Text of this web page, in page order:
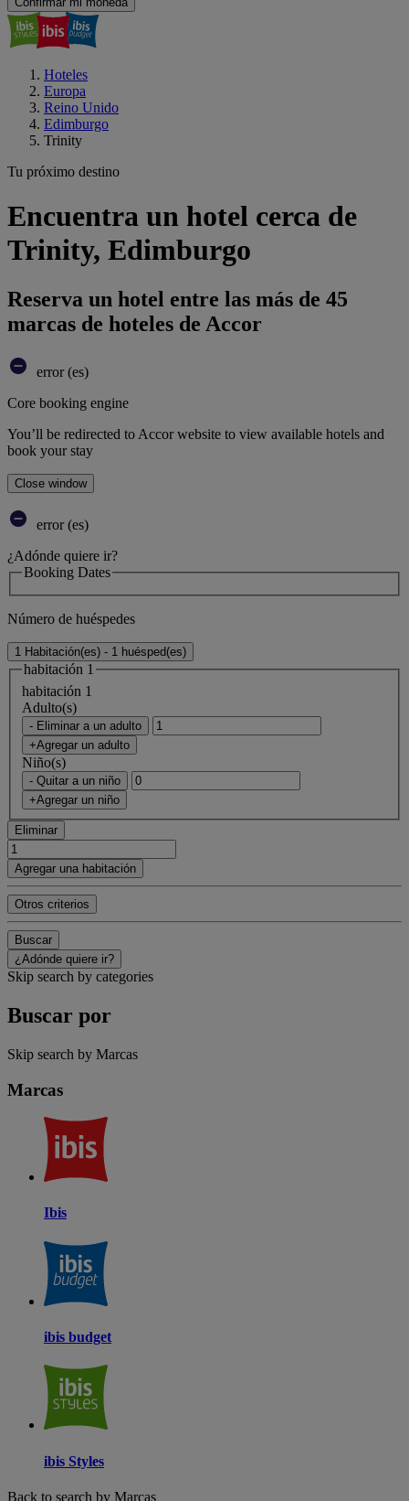
Hoteles
Europa
Reino Unido
Edimburgo
Trinity
Tu próximo destino
Encuentra un hotel cerca de
Trinity, Edimburgo
Reserva un hotel entre las más de 45
marcas de hoteles de Accor
error (es)
Core booking engine
You’ll be redirected to Accor website to view available hotels and
book your stay
Close window
error (es)
¿Adónde quiere ir?
Booking Dates
Número de huéspedes
1 Habitación(es) - 1 huésped(es)
habitación 1
habitación 1
Adulto(s)
- Eliminar a un adulto
+Agregar un adulto
Niño(s)
- Quitar a un niño
+Agregar un niño
Eliminar
Agregar una habitación
Otros criterios
Buscar
¿Adónde quiere ir?
Skip search by categories
Buscar por
Skip search by Marcas
Marcas
Ibis
ibis budget
ibis Styles
Back to search by Marcas